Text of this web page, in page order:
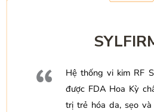
Hệ thống vi kim RF
được FDA Hoa Kỳ
trị trẻ hóa da, sẹo